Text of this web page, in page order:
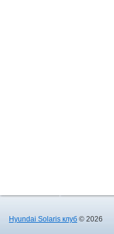
Hyundai Solaris клуб © 2026